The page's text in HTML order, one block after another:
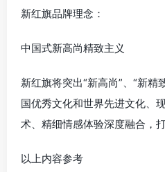
新红旗品牌理念：
中国式新高尚精致主义
新红旗将突出“新高尚”、“新精
国优秀文化和世界先进文化、
术、精细情感体验深度融合，
以上内容参考